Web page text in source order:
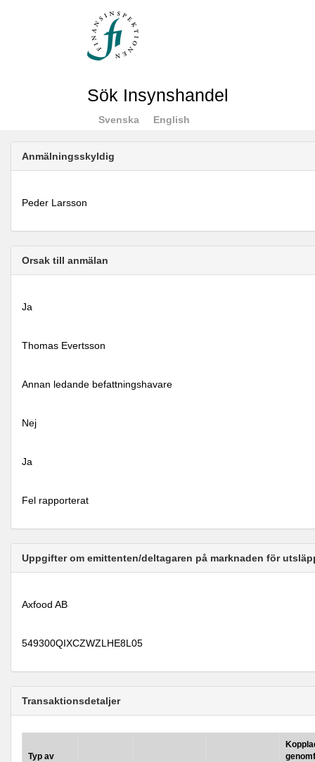
Sök Insynshandel
Svenska English
Anmälningsskyldig
Peder Larsson
Orsak till anmälan
Ja
Thomas Evertsson
Annan ledande befattningshavare
Nej
Ja
Fel rapporterat
Uppgifter om emittenten/deltagaren på marknaden för
Axfood AB
549300QIXCZWZLHE8L05
Transaktionsdetaljer
Typ av